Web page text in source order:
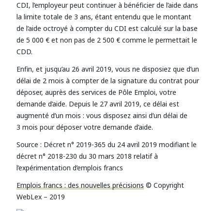
CDI, l’employeur peut continuer à bénéficier de l’aide dans
la limite totale de 3 ans, étant entendu que le montant
de l’aide octroyé à compter du CDI est calculé sur la base
de 5 000 € et non pas de 2 500 € comme le permettait le
CDD.
Enfin, et jusqu’au 26 avril 2019, vous ne disposiez que d’un
délai de 2 mois à compter de la signature du contrat pour
déposer, auprès des services de Pôle Emploi, votre
demande d’aide. Depuis le 27 avril 2019, ce délai est
augmenté d’un mois : vous disposez ainsi d’un délai de
3 mois pour déposer votre demande d’aide.
Source : Décret n° 2019-365 du 24 avril 2019 modifiant le
décret n° 2018-230 du 30 mars 2018 relatif à
l’expérimentation d’emplois francs
Emplois francs : des nouvelles précisions © Copyright
WebLex – 2019